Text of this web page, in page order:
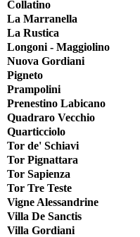
Collatino
La Marranella
La Rustica
Longoni - Maggiolino
Nuova Gordiani
Pigneto
Prampolini
Prenestino Labicano
Quadraro Vecchio
Quarticciolo
Tor de' Schiavi
Tor Pignattara
Tor Sapienza
Tor Tre Teste
Vigne Alessandrine
Villa De Sanctis
Villa Gordiani